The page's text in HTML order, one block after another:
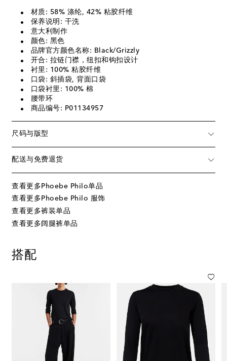
材质: 58% 涤纶, 42% 粘胶纤维
保养说明: 干洗
意大利制作
颜色: 黑色
品牌官方颜色名称: Black/Grizzly
开合: 拉链门襟，纽扣和钩扣设计
衬里: 100% 粘胶纤维
口袋: 斜插袋, 背面口袋
口袋衬里: 100% 棉
腰带环
商品编号: P01134957
尺码与版型
配送与免费退货
查看更多Phoebe Philo单品
查看更多Phoebe Philo 服饰
查看更多裤装单品
查看更多阔腿裤单品
搭配